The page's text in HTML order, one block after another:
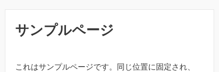
サンプルページ
これはサンプルページです。同じ位置に固定され、